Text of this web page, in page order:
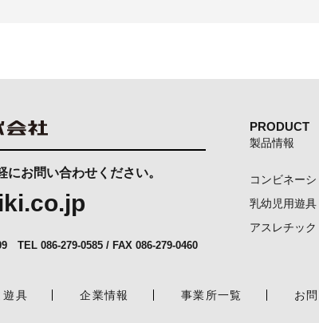
お問い合わせください。
TEL 086-279-0585 / FAX 086-279-0460
PRODUCT
製品情報
コンビネー
乳幼児用遊具
アスレチック
遊具 企業情報 事業所一覧 お